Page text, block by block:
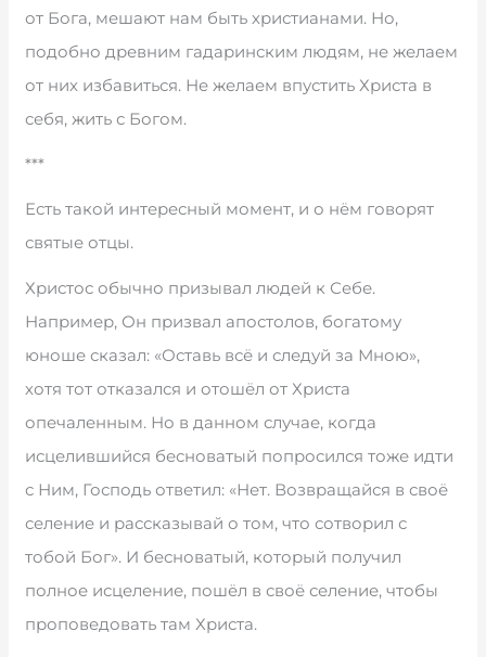
от Бога, мешают нам быть христианами. Но,
подобно древним гадаринским людям, не желаем
от них избавиться. Не желаем впустить Христа в
себя, жить с Богом.
***
Есть такой интересный момент, и о нём говорят
святые отцы.
Христос обычно призывал людей к Себе.
Например, Он призвал апостолов, богатому
юноше сказал: «Оставь всё и следуй за Мною»,
хотя тот отказался и отошёл от Христа
опечаленным. Но в данном случае, когда
исцелившийся бесноватый попросился тоже идти
с Ним, Господь ответил: «Нет. Возвращайся в своё
селение и рассказывай о том, что сотворил с
тобой Бог». И бесноватый, который получил
полное исцеление, пошёл в своё селение, чтобы
проповедовать там Христа.